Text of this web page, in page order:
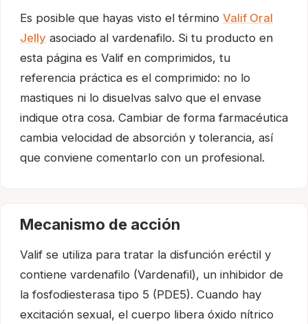
Es posible que hayas visto el término Valif Oral
Jelly asociado al vardenafilo. Si tu producto en
esta página es Valif en comprimidos, tu
referencia práctica es el comprimido: no lo
mastiques ni lo disuelvas salvo que el envase
indique otra cosa. Cambiar de forma farmacéutica
cambia velocidad de absorción y tolerancia, así
que conviene comentarlo con un profesional.
Mecanismo de acción
Valif se utiliza para tratar la disfunción eréctil y
contiene vardenafilo (Vardenafil), un inhibidor de
la fosfodiesterasa tipo 5 (PDE5). Cuando hay
excitación sexual, el cuerpo libera óxido nítrico